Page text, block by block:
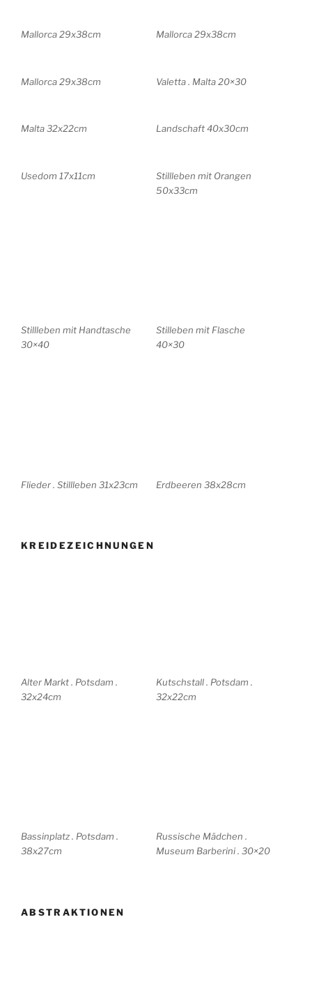
Mallorca 29x38cm Mallorca 29x38cm
Mallorca 29x38cm Valetta . Malta 20×30
Malta 32x22cm Landschaft 40x30cm
Usedom 17x11cm
Stillleben mit Orangen
50x33cm
38x27cm
Museum Barberini . 30×20
ABSTRAKTIONEN
abstrakt-Domäne-1 19×20 abstrakt-Domäne-2 19×20